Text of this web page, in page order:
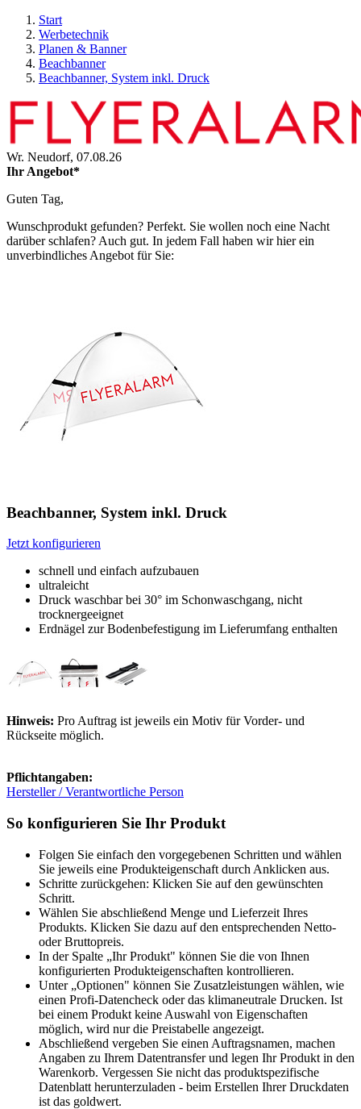
Start
Werbetechnik
Planen & Banner
Beachbanner
Beachbanner, System inkl. Druck
Wr. Neudorf, 07.08.26
Ihr Angebot*
Guten Tag,
Wunschprodukt gefunden? Perfekt. Sie wollen noch eine Nacht
darüber schlafen? Auch gut. In jedem Fall haben wir hier ein
unverbindliches Angebot für Sie:
Beachbanner, System inkl. Druck
Jetzt konfigurieren
schnell und einfach aufzubauen
ultraleicht
Druck waschbar bei 30° im Schonwaschgang, nicht
trocknergeeignet
Erdnägel zur Bodenbefestigung im Lieferumfang enthalten
Hinweis: Pro Auftrag ist jeweils ein Motiv für Vorder- und
Rückseite möglich.
Pflichtangaben:
Hersteller / Verantwortliche Person
So konfigurieren Sie Ihr Produkt
Folgen Sie einfach den vorgegebenen Schritten und wählen
Sie jeweils eine Produkteigenschaft durch Anklicken aus.
Schritte zurückgehen: Klicken Sie auf den gewünschten
Schritt.
Wählen Sie abschließend Menge und Lieferzeit Ihres
Produkts. Klicken Sie dazu auf den entsprechenden Netto-
oder Bruttopreis.
In der Spalte „Ihr Produkt" können Sie die von Ihnen
konfigurierten Produkteigenschaften kontrollieren.
Unter „Optionen" können Sie Zusatzleistungen wählen, wie
einen Profi-Datencheck oder das klimaneutrale Drucken. Ist
bei einem Produkt keine Auswahl von Eigenschaften
möglich, wird nur die Preistabelle angezeigt.
Abschließend vergeben Sie einen Auftragsnamen, machen
Angaben zu Ihrem Datentransfer und legen Ihr Produkt in den
Warenkorb. Vergessen Sie nicht das produktspezifische
Datenblatt herunterzuladen - beim Erstellen Ihrer Druckdaten
ist das goldwert.